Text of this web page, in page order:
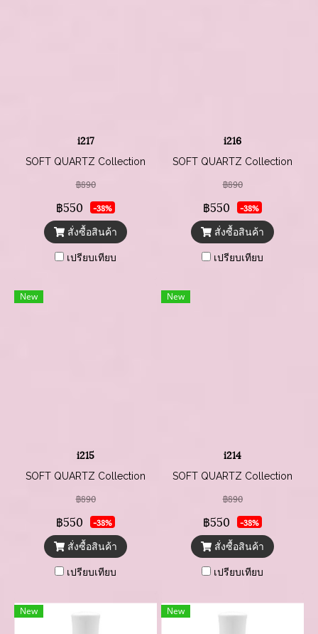
i217
SOFT QUARTZ Collection
฿890
฿550 -38%
สั่งซื้อสินค้า
เปรียบเทียบ
i216
SOFT QUARTZ Collection
฿890
฿550 -38%
สั่งซื้อสินค้า
เปรียบเทียบ
New
i215
SOFT QUARTZ Collection
฿890
฿550 -38%
สั่งซื้อสินค้า
เปรียบเทียบ
New
i214
SOFT QUARTZ Collection
฿890
฿550 -38%
สั่งซื้อสินค้า
เปรียบเทียบ
New New